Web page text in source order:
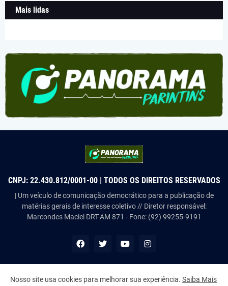
Mais lidas
CNPJ: 22.430.812/0001-00 | TODOS OS DIREITOS RESERVADOS
| Um veículo de comunicação democrático para a publicação de
matérias gerais de interesse coletivo // Diretor responsável:
Marcondes Maciel DRT-AM 871 - Fone: (92) 99255-9191
Nosso site usa cookies para melhorar sua experiência. Saiba Mais